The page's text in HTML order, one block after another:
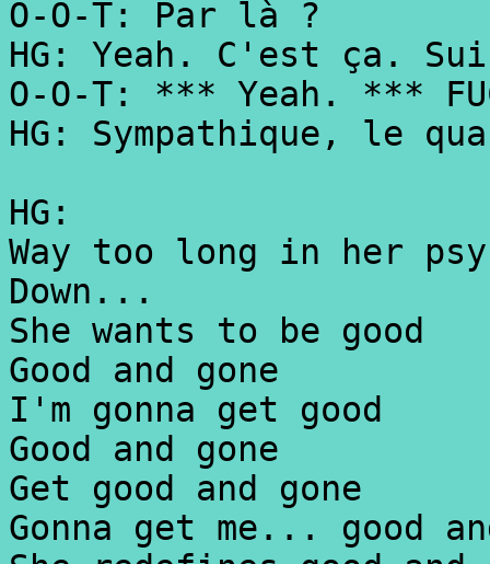
O-O-T: Par là ?
HG: Yeah. C'est ça.
O-O-T: *** Yeah. ***
HG: Sympathique, le
HG:
Way too long in her
Down...
She wants to be good
Good and gone
I'm gonna get good
Good and gone
Get good and gone
Gonna get me... good